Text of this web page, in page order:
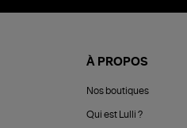
À PROPOS
Nos boutiques
Qui est Lulli ?